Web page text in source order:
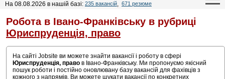
На 08.08.2026 в нашій базі: 235 вакансій, 671 резюме
Робота в Івано-Франківську в рубриці
Юриспруденція, право
На сайті Jobsite ви можете знайти вакансії і роботу в сфері
Юриспруденція, право в Івано-Франківську. Ми пропонуємо якісний
пошук роботи і постійно оновлювану базу вакансій для фахівців з
кожного з напрямів. Ви можете шукати вакансії по конкретних